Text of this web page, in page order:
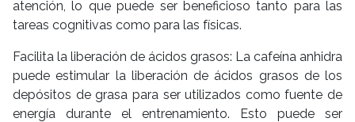
atención, lo que puede ser beneficioso tanto para las
tareas cognitivas como para las físicas.
Facilita la liberación de ácidos grasos: La cafeína anhidra
puede estimular la liberación de ácidos grasos de los
depósitos de grasa para ser utilizados como fuente de
energía durante el entrenamiento. Esto puede ser